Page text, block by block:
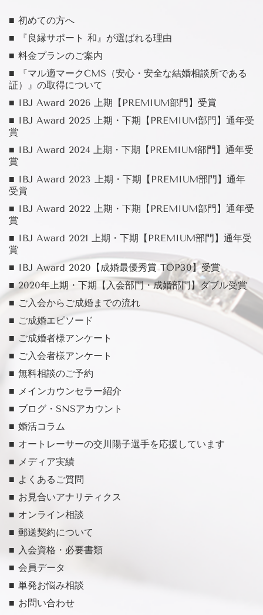
■ 初めての方へ
■ 『良縁サポート 和』が選ばれる理由
■ 料金プランのご案内
■ 『マル適マークCMS（安心・安全な結婚相談所である
証）』の取得について
■ IBJ Award 2026 上期【PREMIUM部門】受賞
■ IBJ Award 2025 上期・下期【PREMIUM部門】通年受
賞
■ IBJ Award 2024 上期・下期【PREMIUM部門】通年受
賞
■ IBJ Award 2023 上期・下期【PREMIUM部門】通年
受賞
■ IBJ Award 2022 上期・下期【PREMIUM部門】通年受
賞
■ IBJ Award 2021 上期・下期【PREMIUM部門】通年受
賞
■ IBJ Award 2020【成婚最優秀賞 TOP30】受賞
■ 2020年上期・下期【入会部門・成婚部門】ダブル受賞
■ ご入会からご成婚までの流れ
■ ご成婚エピソード
■ ご成婚者様アンケート
■ ご入会者様アンケート
■ 無料相談のご予約
■ メインカウンセラー紹介
■ ブログ・SNSアカウント
■ 婚活コラム
■ オートレーサーの交川陽子選手を応援しています
■ メディア実績
■ よくあるご質問
■ お見合いアナリティクス
■ オンライン相談
■ 郵送契約について
■ 入会資格・必要書類
■ 会員データ
■ 単発お悩み相談
■ お問い合わせ